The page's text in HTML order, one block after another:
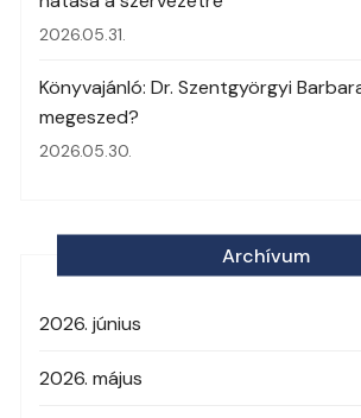
2026.05.31.
Könyvajánló: Dr. Szentgyörgyi
megeszed?
2026.05.30.
Archívum
2026. június
2026. május